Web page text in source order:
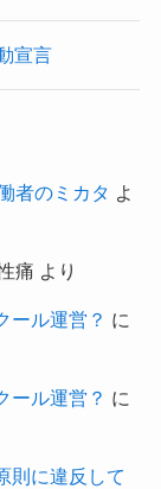
宣言
者のミカタ よ
痛 より
ール運営？ に
ール運営？ に
則に違反して